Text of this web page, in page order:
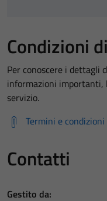
Condizioni
Per conoscere i dettagli
informazioni importanti,
servizio.
Termini e
Contatti
Gestito da: